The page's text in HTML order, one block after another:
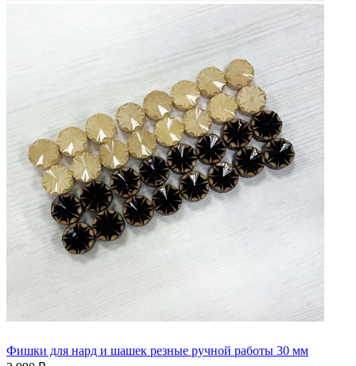
Фишки для нард и шашек резные ручной работы 30 мм